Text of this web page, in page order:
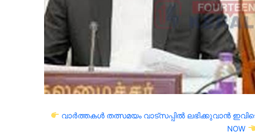
വാർത്തകൾ തത്സമയം വാട്സപ്പിൽ ലഭിക്കുവാൻ
NOW